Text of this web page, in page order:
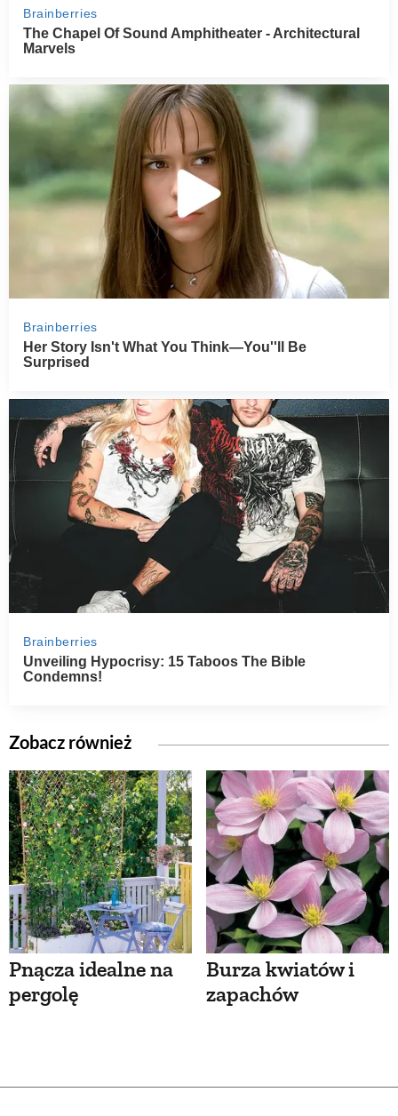
Zobacz również
Pnącza idealne na
pergolę
Burza kwiatów i
zapachów